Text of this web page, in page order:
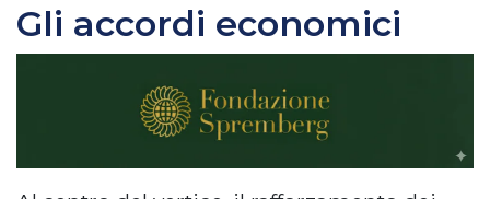
Gli accordi economici